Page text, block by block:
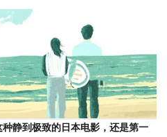
种静到极致的日本电影，还是第一